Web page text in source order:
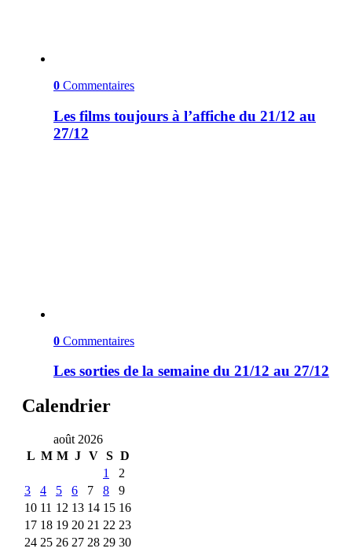
0 Commentaires
Les films toujours à l’affiche du 21/12 au
27/12
0 Commentaires
Les sorties de la semaine du 21/12 au 27/12
Calendrier
août 2026
L M M J V S D
1
2
3
4 5 6 7 8
9
10 11 12 13 14 15 16
17 18 19 20 21 22 23
24 25 26 27 28 29 30